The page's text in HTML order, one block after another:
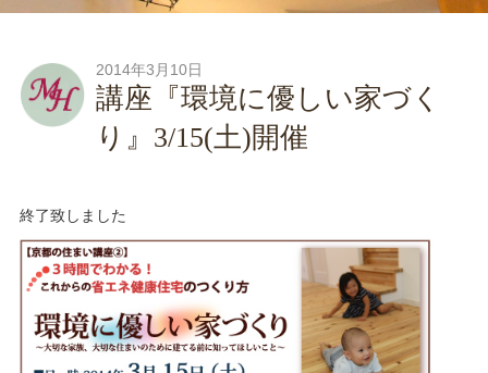
2014年3月10日
講座『環境に優しい家づく
り』3/15(土)開催
終了致しました